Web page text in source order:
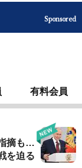
Sponsored
有料会員
摘も…
を迫る